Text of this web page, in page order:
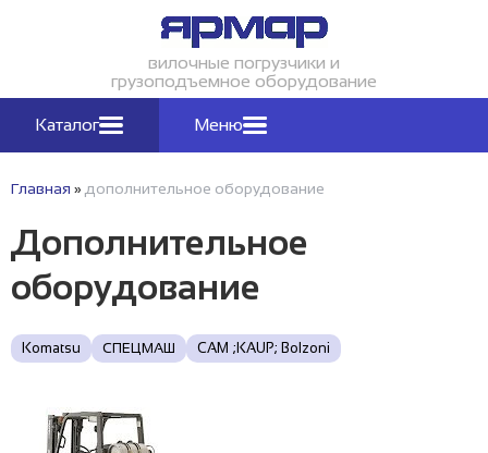
вилочные погрузчики и
грузоподъемное оборудование
Каталог Меню
Главная » дополнительное оборудование
Дополнительное
оборудование
Komatsu СПЕЦМАШ CAM ;KAUP; Bоlzoni